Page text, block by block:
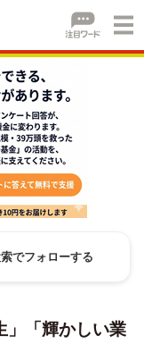
でフォローする
」「輝かしい業